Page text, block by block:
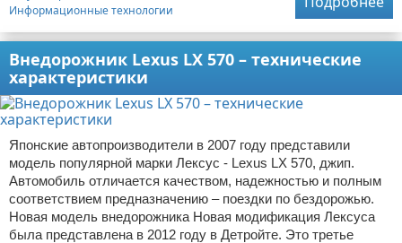
Информационные технологии
Внедорожник Lexus LX 570 – технические
характеристики
Японские автопроизводители в 2007 году представили
модель популярной марки Лексус - Lexus LX 570, джип.
Автомобиль отличается качеством, надежностью и полным
соответствием предназначению – поездки по бездорожью.
Новая модель внедорожника Новая модификация Лексуса
была представлена в 2012 году в Детройте. Это третье